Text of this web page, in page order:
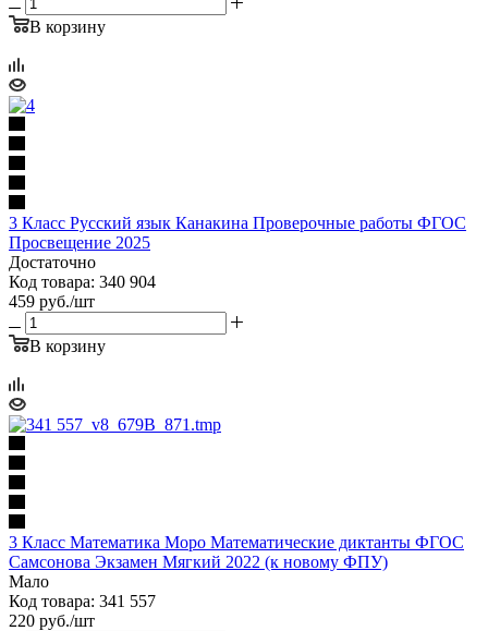
В корзину
3 Класс Русский язык Канакина Проверочные работы ФГОС
Просвещение 2025
Достаточно
Код товара: 340 904
459 руб./шт
В корзину
3 Класс Математика Моро Математические диктанты ФГОС
Самсонова Экзамен Мягкий 2022 (к новому ФПУ)
Мало
Код товара: 341 557
220 руб./шт